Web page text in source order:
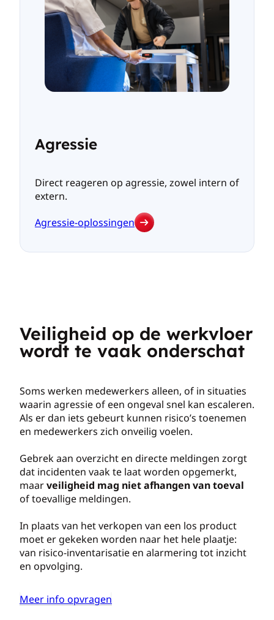
Agressie
Direct reageren op agressie, zowel intern of
extern.
Agressie-oplossingen
Veiligheid op de werkvloer
wordt te vaak onderschat
Soms werken medewerkers alleen, of in situaties
waarin agressie of een ongeval snel kan escaleren.
Als er dan iets gebeurt kunnen risico’s toenemen
en medewerkers zich onveilig voelen.
Gebrek aan overzicht en directe meldingen zorgt
dat incidenten vaak te laat worden opgemerkt,
maarveiligheid mag niet afhangen van toeval
of toevallige meldingen.
In plaats van het verkopen van een los product
moet er gekeken worden naar het hele plaatje:
van risico-inventarisatie en alarmering tot inzicht
en opvolging.
Meer info opvragen